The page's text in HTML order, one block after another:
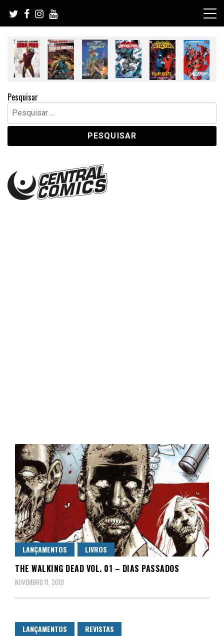
content
Pesquisar
Pesquisar
por:
Central Comics
LANÇAMENTOS LIVROS
THE WALKING DEAD VOL. 01 – DIAS PASSADOS
NOVEMBRO 11, 2010
LANÇAMENTOS REVISTAS